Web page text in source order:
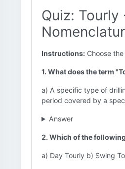
Quiz:
Instructions: Choose
1. What does the term
a) A specific type of
period covered by a
Answer
2. Which of the
a) Day Tourly b) Swing